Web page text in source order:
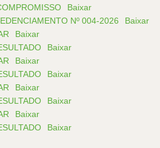
Baixar
Nº 004-2026
Baixar
Baixar
Baixar
Baixar
Baixar
Baixar
Baixar
Baixar
Baixar